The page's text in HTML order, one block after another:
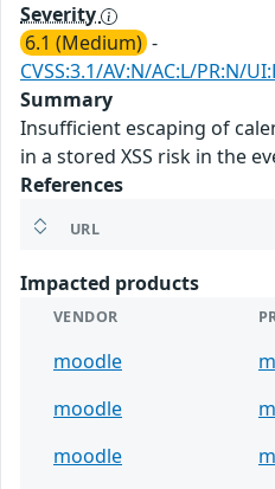
Severity
6.1 (Medium) -
CVSS:3.1/AV:N/AC:L/PR:N/
Summary
Insufficient escaping of
in a stored XSS risk in the
References
URL
Impacted products
VENDOR
moodle
moodle
moodle